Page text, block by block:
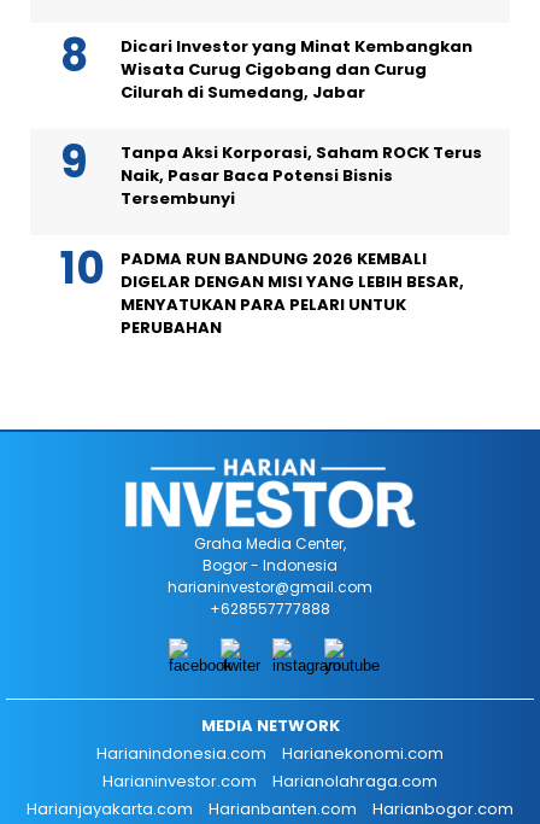
Dicari Investor yang Minat Kembangkan
Wisata Curug Cigobang dan Curug
Cilurah di Sumedang, Jabar
Tanpa Aksi Korporasi, Saham ROCK Terus
Naik, Pasar Baca Potensi Bisnis
Tersembunyi
PADMA RUN BANDUNG 2026 KEMBALI
DIGELAR DENGAN MISI YANG LEBIH BESAR,
MENYATUKAN PARA PELARI UNTUK
PERUBAHAN
Graha Media Center,
Bogor - Indonesia
harianinvestor@gmail.com
+628557777888
MEDIA NETWORK
Harianindonesia.com
Harianekonomi.com
Harianinvestor.com
Harianolahraga.com
Harianjayakarta.com
Harianbanten.com
Harianbogor.com